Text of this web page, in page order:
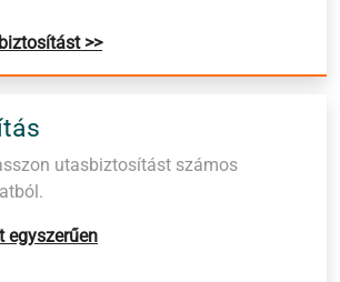
>>
utasbiztosítást számos
egyszerűen